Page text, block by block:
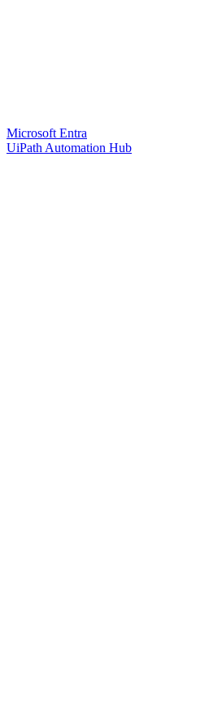
Microsoft Entra
UiPath Automation Hub